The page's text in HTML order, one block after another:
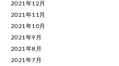
2021年12月
2021年11月
2021年10月
2021年9月
2021年8月
2021年7月